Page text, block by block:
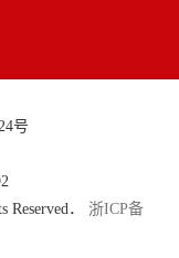
号
． 浙ICP备